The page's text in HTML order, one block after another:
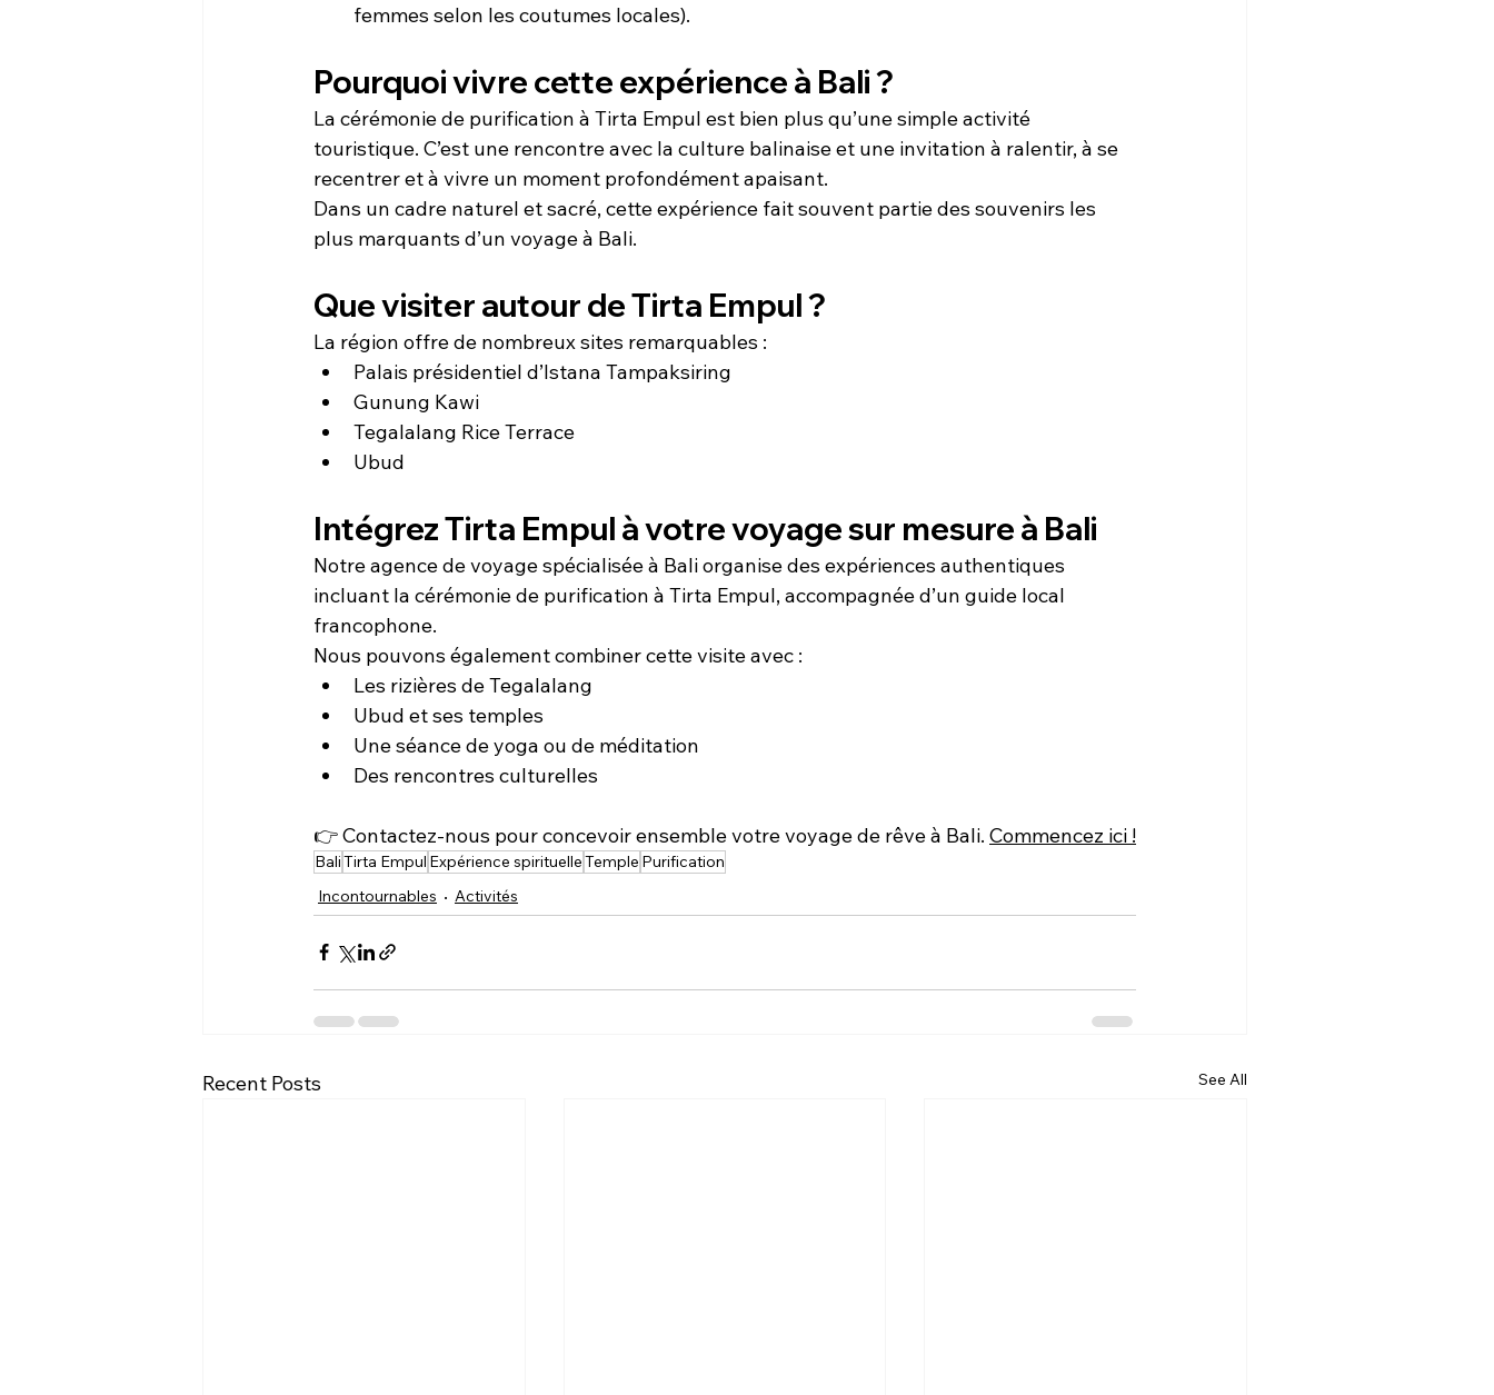
femmes selon les coutumes locales).
Pourquoi vivre cette expérience à Bali ?
La cérémonie de purification à Tirta Empul est bien plus qu’une simple activité
touristique. C’est une rencontre avec la culture balinaise et une invitation à ralentir, à se
recentrer et à vivre un moment profondément apaisant.
Dans un cadre naturel et sacré, cette expérience fait souvent partie des souvenirs les
plus marquants d’un voyage à Bali.
Que visiter autour de Tirta Empul ?
La région offre de nombreux sites remarquables :
Palais présidentiel d’Istana Tampaksiring
Gunung Kawi
Tegalalang Rice Terrace
Ubud
Intégrez Tirta Empul à votre voyage sur mesure à Bali
Notre agence de voyage spécialisée à Bali organise des expériences authentiques
incluant la cérémonie de purification à Tirta Empul, accompagnée d’un guide local
francophone.
Nous pouvons également combiner cette visite avec :
Les rizières de Tegalalang
Ubud et ses temples
Une séance de yoga ou de méditation
Des rencontres culturelles
👉 Contactez-nous pour concevoir ensemble votre voyage de rêve à Bali. Commencez ici !
BaliTirta Empul Expérience spirituelleTemple Purification
Incontournables
Activités
Recent Posts See All